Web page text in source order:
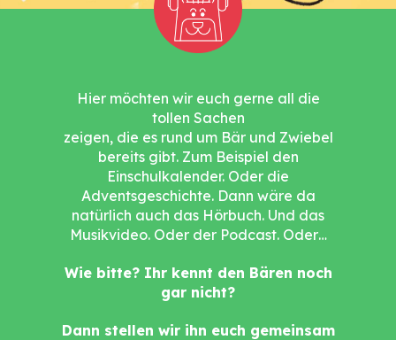
Hier möchten wir euch gerne all die
tollen Sachen
zeigen, die es rund um Bär und Zwiebel
bereits gibt. Zum Beispiel den
Einschulkalender. Oder die
Adventsgeschichte. Dann wäre da
natürlich auch das Hörbuch. Und das
Musikvideo. Oder der Podcast. Oder…
Wie bitte? Ihr kennt den Bären noch
gar nicht?
Dann stellen wir ihn euch gemeinsam